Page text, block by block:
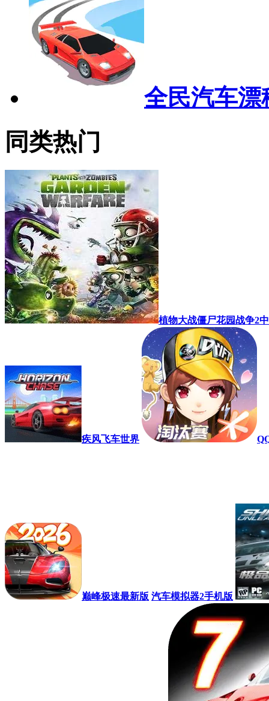
全民汽车漂
同类热门
植物大战僵尸花园战争2
疾风飞车世界
巅峰极速最新版 汽车模拟器2手机版